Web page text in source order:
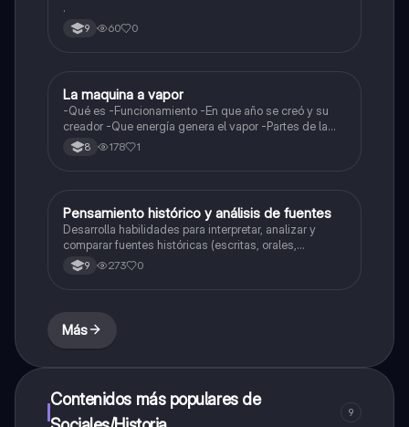
.
9 60 0
Sociales/Historia
La maquina a vapor
-Qué es -Funcionamiento -En que año se creó y su
creador -Que energía genera el vapor -Partes de la
maquina a vapor
8 178 1
Sociales/Historia
Pensamiento histórico y análisis de fuentes
Desarrolla habilidades para interpretar, analizar y
comparar fuentes históricas (escritas, orales,
audiovisuales) con el fin de construir una visión crítica
y argumentada de los procesos del pasado.
9 273 0
Más
Contenidos más populares de
9